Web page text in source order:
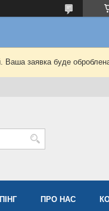
Ваша заявка буде
ПРО НАС